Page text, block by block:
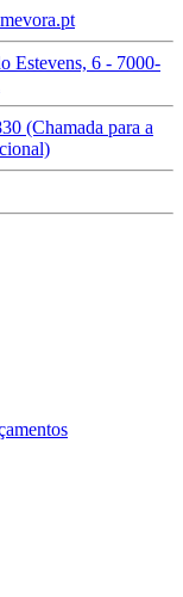
Estevens, 6 - 7000-
(Chamada para a